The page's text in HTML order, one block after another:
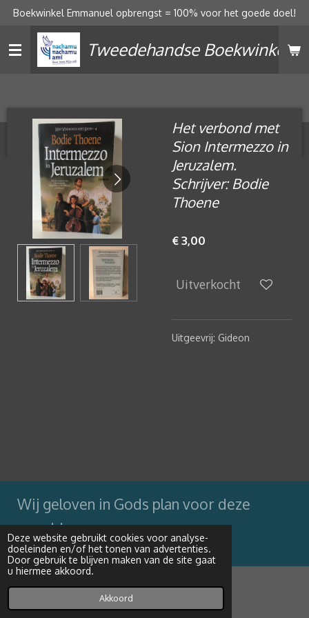
Deze website gebruikt cookies voor analyse-
doeleinden en/of het tonen van advertenties.
Door gebruik te blijven maken van de site gaat
u hiermee akkoord.
Akkoord
Ga
naar
hoofdinhoud
Tweedehandse Boekwinkel
Boekwinkel Emmanuel opbrengst = 100% voor het goede doel!
Het verbond met
Sion Intermezzo in
Jeruzalem.
Schrijver: Bodie
Thoene
€ 3,00
Uitverkocht
Uitgeevrij: Gideon
Wij geloven in Gods plan voor deze
wereld
Powered byJouwWeb